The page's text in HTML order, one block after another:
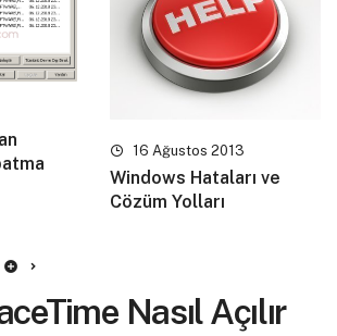
16 Ağustos 2013
Windows Hataları ve
Cözüm Yolları
Nasıl Açılır